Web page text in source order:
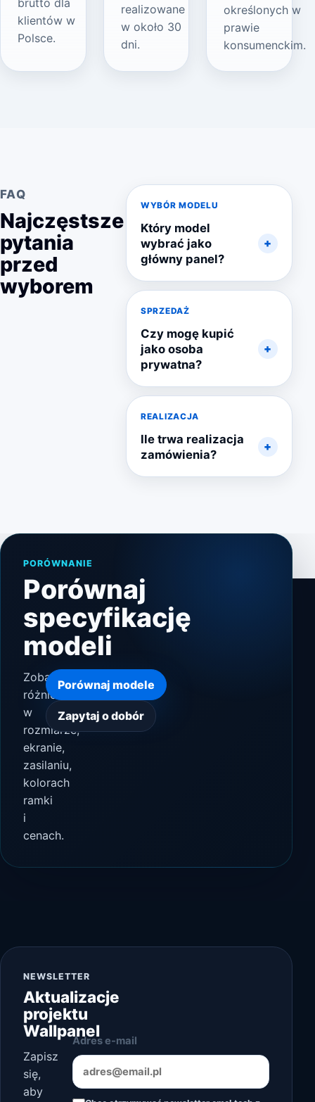
brutto dla
klientów w
Polsce.
realizowane
w około 30
dni.
określonych w
prawie
konsumenckim.
FAQ
Najczęstsze
pytania
przed
wyborem
WYBÓR MODELU
Który model
wybrać jako
główny panel?
SPRZEDAŻ
Czy mogę kupić
jako osoba
prywatna?
REALIZACJA
Ile trwa realizacja
zamówienia?
PORÓWNANIE
Porównaj
specyfikację
modeli
Zobacz
różnice
w
rozmiarze,
ekranie,
zasilaniu,
kolorach
ramki
i
cenach.
Porównaj modele
Zapytaj o dobór
NEWSLETTER
Aktualizacje
projektu
Wallpanel
Zapisz
się,
aby
Adres e-mail